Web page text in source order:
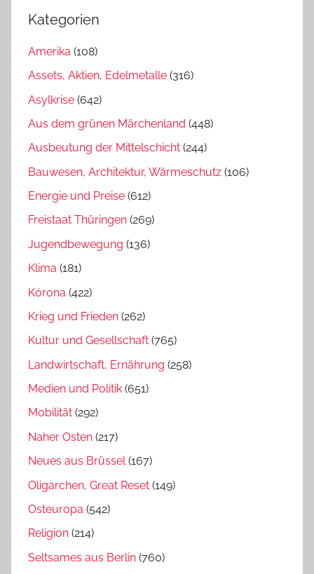
Kategorien
Amerika (108)
Assets, Aktien, Edelmetalle (316)
Asylkrise (642)
Aus dem grünen Märchenland (448)
Ausbeutung der Mittelschicht (244)
Bauwesen, Architektur, Wärmeschutz (106)
Energie und Preise (612)
Freistaat Thüringen (269)
Jugendbewegung (136)
Klima (181)
Kórona (422)
Krieg und Frieden (262)
Kultur und Gesellschaft (765)
Landwirtschaft, Ernährung (258)
Medien und Politik (651)
Mobilität (292)
Naher Osten (217)
Neues aus Brüssel(167)
Oligarchen, Great Reset (149)
Osteuropa (542)
Religion (214)
Seltsames aus Berlin (760)